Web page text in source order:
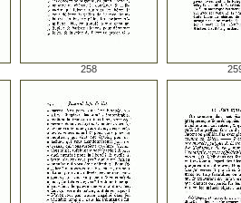
258